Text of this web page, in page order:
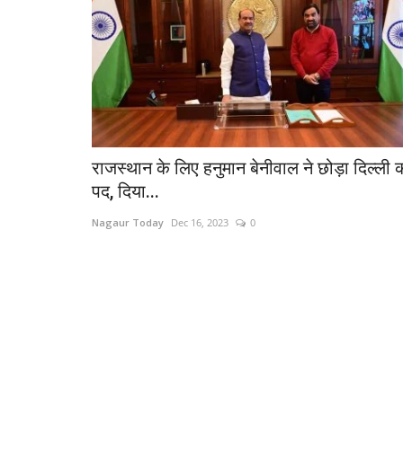
राजस्थान के लिए हनुमान बेनीवाल ने छोड़ा दिल्ली
पद, दिया...
Nagaur Today Dec 16, 2023 0